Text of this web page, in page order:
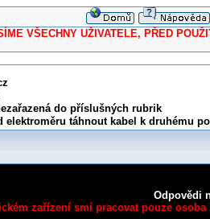
UŽIVATELE, PŘED
do příslušných rubrik
elektroměru táhnout kabel k druhému
Odpovědi
zařízení smí pracovat pouze